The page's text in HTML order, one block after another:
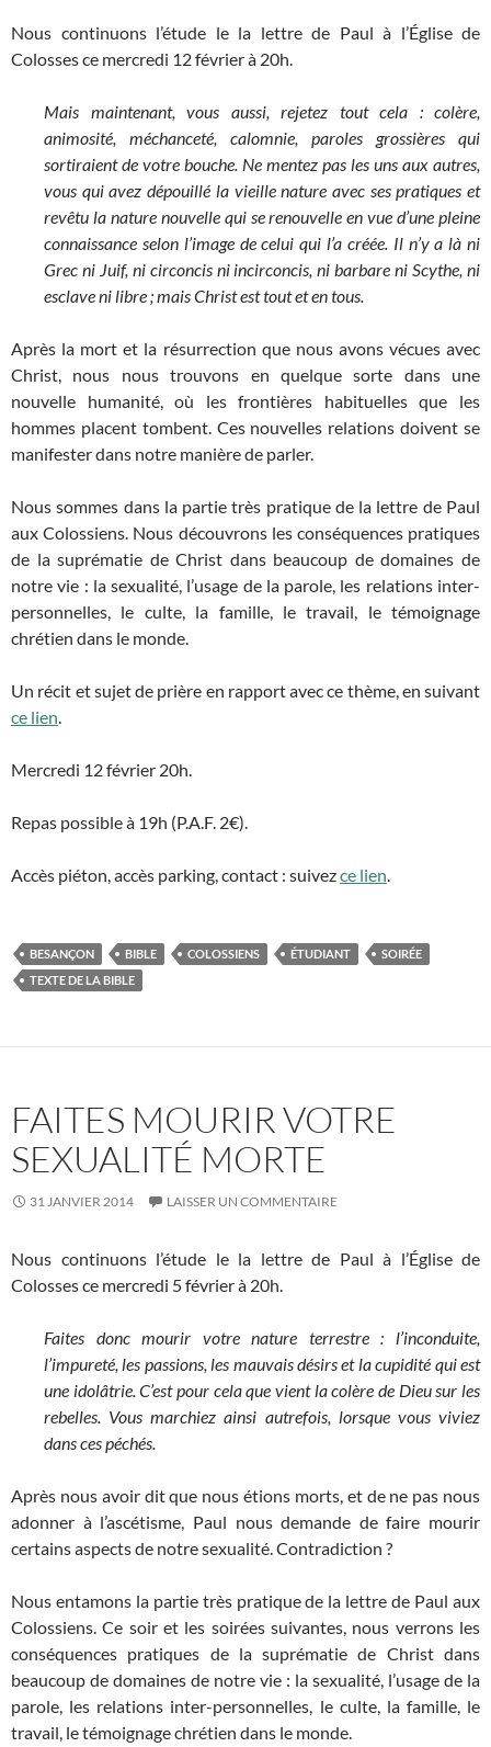
Nous continuons l’étude le la lettre de Paul à l’Église de
Colosses ce mercredi 12 février à 20h.
Mais maintenant, vous aussi, rejetez tout cela : colère,
animosité, méchanceté, calomnie, paroles grossières qui
sortiraient de votre bouche. Ne mentez pas les uns aux autres,
vous qui avez dépouillé la vieille nature avec ses pratiques et
revêtu la nature nouvelle qui se renouvelle en vue d’une pleine
connaissance selon l’image de celui qui l’a créée. Il n’y a là ni
Grec ni Juif, ni circoncis ni incirconcis, ni barbare ni Scythe, ni
esclave ni libre ; mais Christ est tout et en tous.
Après la mort et la résurrection que nous avons vécues avec
Christ, nous nous trouvons en quelque sorte dans une
nouvelle humanité, où les frontières habituelles que les
hommes placent tombent. Ces nouvelles relations doivent se
manifester dans notre manière de parler.
Nous sommes dans la partie très pratique de la lettre de Paul
aux Colossiens. Nous découvrons les conséquences pratiques
de la suprématie de Christ dans beaucoup de domaines de
notre vie : la sexualité, l’usage de la parole, les relations inter-
personnelles, le culte, la famille, le travail, le témoignage
chrétien dans le monde.
Un récit et sujet de prière en rapport avec ce thème, en suivant
ce lien.
Mercredi 12 février 20h.
Repas possible à 19h (P.A.F. 2€).
Accès piéton, accès parking, contact : suivezce lien.
BESANÇON BIBLE COLOSSIENS ÉTUDIANT
SOIRÉE
TEXTE DE LA BIBLE
FAITES MOURIR VOTRE
SEXUALITÉ MORTE
31 JANVIER 2014 LAISSER UN COMMENTAIRE
Nous continuons l’étude le la lettre de Paul à l’Église de
Colosses ce mercredi 5 février à 20h.
Faites donc mourir votre nature terrestre : l’inconduite,
l’impureté, les passions, les mauvais désirs et la cupidité qui est
une idolâtrie. C’est pour cela que vient la colère de Dieu sur les
rebelles. Vous marchiez ainsi autrefois, lorsque vous viviez
dans ces péchés.
Après nous avoir dit que nous étions morts, et de ne pas nous
adonner à l’ascétisme, Paul nous demande de faire mourir
certains aspects de notre sexualité. Contradiction ?
Nous entamons la partie très pratique de la lettre de Paul aux
Colossiens. Ce soir et les soirées suivantes, nous verrons les
conséquences pratiques de la suprématie de Christ dans
beaucoup de domaines de notre vie : la sexualité, l’usage de la
parole, les relations inter-personnelles, le culte, la famille, le
travail, le témoignage chrétien dans le monde.